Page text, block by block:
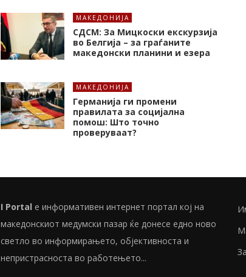
МАКЕДОНИЈА
СДСМ: За Мицкоски екскурзија
во Белгија – за граѓаните
македонски планини и езера
МАКЕДОНИЈА
Германија ги промени
правилата за социјална
помош: Што точно
проверуваат?
I Portal е информативен интернет портал кој на
македонскиот медумски пазар ќе донесе едно ново
светло во информирањето, објективноста и
непристрасноста во работењето...